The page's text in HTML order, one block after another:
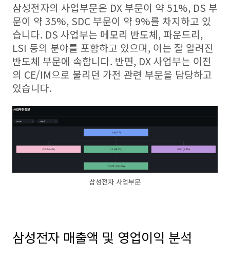
삼성전자의 사업부문은 DX 부문이 약 51%, DS 부
문이 약 35%, SDC 부문이 약 9%를 차지하고 있
습니다. DS 사업부는 메모리 반도체, 파운드리,
LSI 등의 분야를 포함하고 있으며, 이는 잘 알려진
반도체 부문에 속합니다. 반면, DX 사업부는 이전
의 CE/IM으로 불리던 가전 관련 부문을 담당하고
있습니다.
삼성전자 사업부문
삼성전자 매출액 및 영업이익 분석